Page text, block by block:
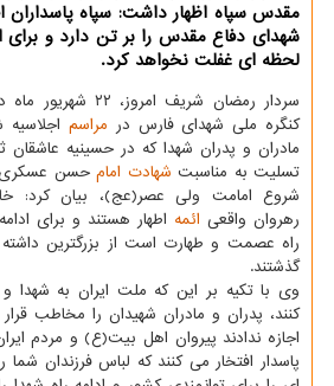
مقدس سپاه اظهار داشت: سپاه پاسداران
شهدای دفاع مقدس را بر تن دارد و برای
لحظه ای غفلت نخواهد کرد.
سردار رمضان شریف
کنگره ملی شهدای فارس در مراسم اجلاسیه
مادران و پدران شهدا که در حسینیه عاشقان
تسلیت به مناسبت شهادت امام حسن
شروع امامت ولی عصر(عج)، بیان کرد:
رهروان واقعی ائمه اطهار هستند و برای
راه عصمت و طهارت است از بزرگترین داشته
گذشتند.
وی با تکیه بر این که ملت ایران به شهدا و
کنند، پدران و مادران شهیدان را مخاطب
اجازه ندادند پیروان اهل بیت(ع) و مردم
پاسدار افتخار می کنند که لباس فرزندان